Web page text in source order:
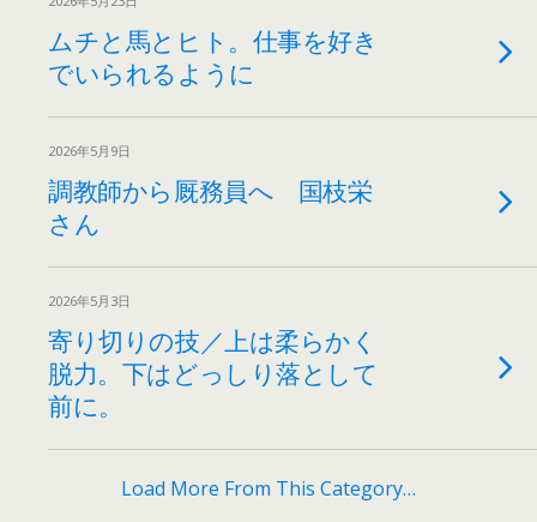
ムチと馬とヒト。仕事を好き
でいられるように
2026年5月9日
調教師から厩務員へ 国枝栄
さん
2026年5月3日
寄り切りの技／上は柔らかく
脱力。下はどっしり落として
前に。
Load More From This Category…